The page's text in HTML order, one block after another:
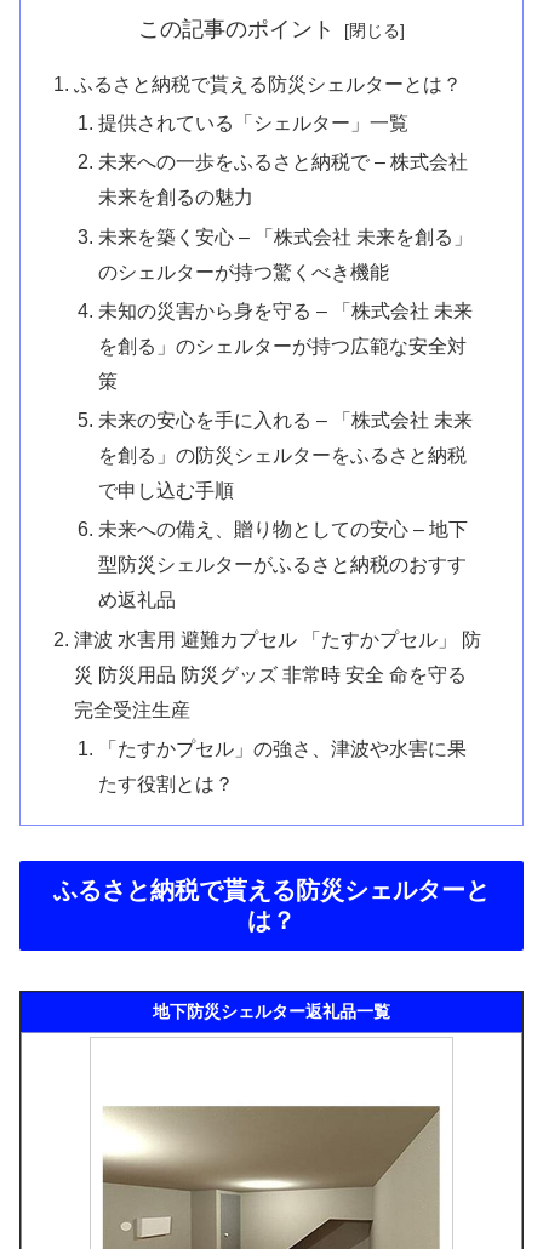
この記事のポイント
ふるさと納税で貰える防災シェルターとは？
提供されている「シェルター」一覧
未来への一歩をふるさと納税で – 株式会社
未来を創るの魅力
未来を築く安心 – 「株式会社 未来を創る」
のシェルターが持つ驚くべき機能
未知の災害から身を守る – 「株式会社 未来
を創る」のシェルターが持つ広範な安全対
策
未来の安心を手に入れる – 「株式会社 未来
を創る」の防災シェルターをふるさと納税
で申し込む手順
未来への備え、贈り物としての安心 – 地下
型防災シェルターがふるさと納税のおすす
め返礼品
津波 水害用 避難カプセル 「たすかプセル」 防
災 防災用品 防災グッズ 非常時 安全 命を守る
完全受注生産
「たすかプセル」の強さ、津波や水害に果
たす役割とは？
ふるさと納税で貰える防災シェルターと
は？
地下防災シェルター返礼品一覧